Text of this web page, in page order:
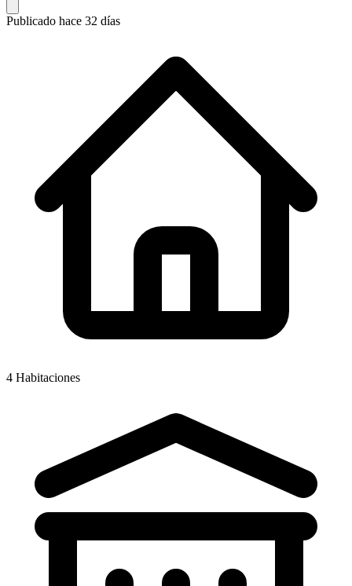
Publicado hace 32 días
4 Habitaciones